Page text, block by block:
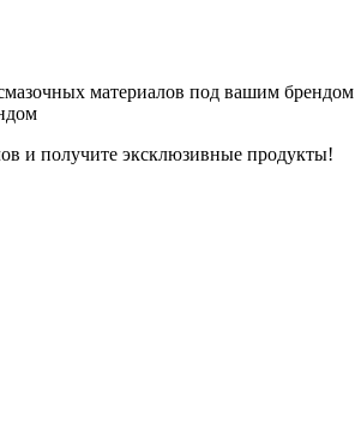
материалов под вашим брендом
и получите эксклюзивные продукты!